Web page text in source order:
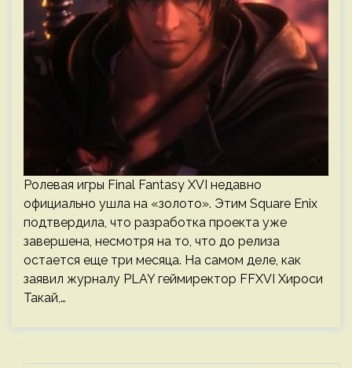
Ролевая игры Final Fantasy XVI недавно
официально ушла на «золото». Этим Square Enix
подтвердила, что разработка проекта уже
завершена, несмотря на то, что до релиза
остается еще три месяца. На самом деле, как
заявил журналу PLAY геймиректор FFXVI Хироси
Такай,…